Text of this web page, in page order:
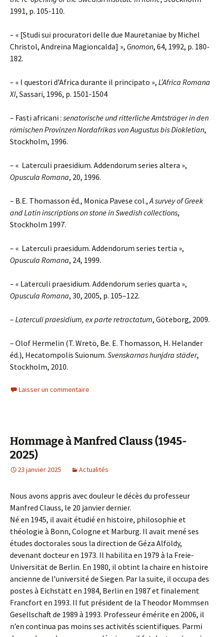
1991, p. 105-110.
– « [Studi sui procuratori delle due Mauretaniae by Michel
Christol, Andreina Magioncalda] », Gnomon, 64, 1992, p. 180-
182.
– « I questori d’Africa durante il principato », L’Africa Romana
XI, Sassari, 1996, p. 1501-1504
– Fasti africani : senatorische und ritterliche Amtsträger in den
römischen Provinzen Nordafrikas von Augustus bis Diokletian,
Stockholm, 1996.
– « Laterculi praesidium. Addendorum series altera »,
Opuscula Romana, 20, 1996.
– B.E. Thomasson éd., Monica Pavese col.,A survey of Greek
and Latin inscriptions on stone in Swedish collections,
Stockholm 1997.
– « Laterculi praesidum. Addendorum series tertia »,
Opuscula Romana, 24, 1999.
– « Laterculi praesidium. Addendorum series quarta »,
Opuscula Romana, 30, 2005, p. 105–122.
– Laterculi praesidium, ex parte retractatum, Göteborg, 2009.
– Olof Hermelin (T. Wretö, Be. E. Thomasson, H. Helander
éd.), Hecatompolis Suionum. Svenskarnas hunjdra städer,
Stockholm, 2010.
Laisser un commentaire
Hommage à Manfred Clauss (1945-
2025)
23 janvier 2025 Actualités
Nous avons appris avec douleur le décès du professeur
Manfred Clauss, le 20 janvier dernier.
Né en 1945, il avait étudié en histoire, philosophie et
théologie à Bonn, Cologne et Marburg. Il avait mené ses
études doctorales sous la direction de Géza Alföldy,
devenant docteur en 1973. Il habilita en 1979 à la Freie-
Universität de Berlin. En 1980, il obtint la chaire en histoire
ancienne de l’université de Siegen. Par la suite, il occupa des
postes à Eichstätt en 1984, Berlin en 1987 et finalement
Francfort en 1993. Il fut président de la Theodor Mommsen
Gesellschaft de 1989 à 1993. Professeur émérite en 2006, il
n’en continua pas moins ses activités scientifiques. Parmi